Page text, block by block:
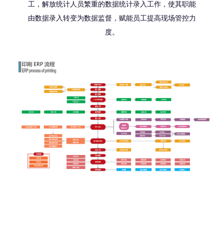
工，解放统计人员繁重的数据统计录入工作，使其职能
由数据录入转变为数据监督，赋能员工提高现场管控力
度。